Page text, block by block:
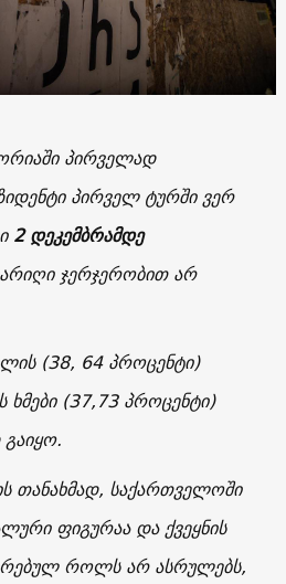
პირველად
პირველ ტურში ვერ
2დეკემბრამდე
ჯერჯერობით არ
(38, 64პროცენტი)
ხმები(37,73პროცენტი)
თანახმად, საქართველოში
ფიგურაა და ქვეყნის
როლს არ ასრულებს,